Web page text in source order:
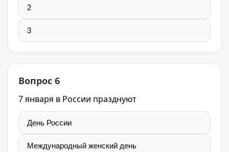
2
3
Вопрос 6
7 января в России празднуют
День России
Международный женский день